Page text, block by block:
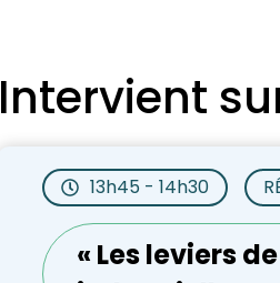
Intervient
13h45 - 14h30
« Les leviers